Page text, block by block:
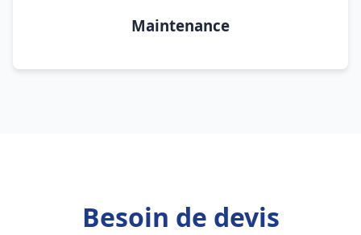
Maintenance
Besoin de devis